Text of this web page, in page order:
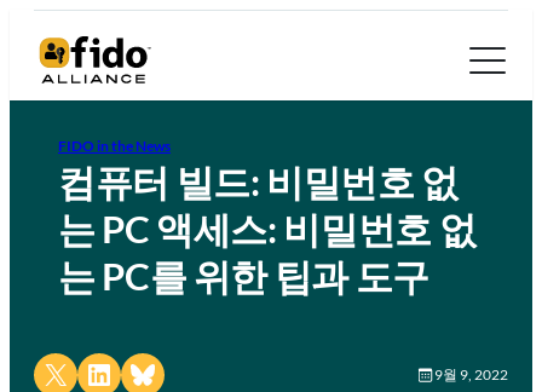
FIDO in the News
컴퓨터 빌드: 비밀번호 없
는 PC 액세스: 비밀번호 없
는 PC를 위한 팁과 도구
Share on X Share on LinkedIn
Share on Bluesky 9월 9, 2022